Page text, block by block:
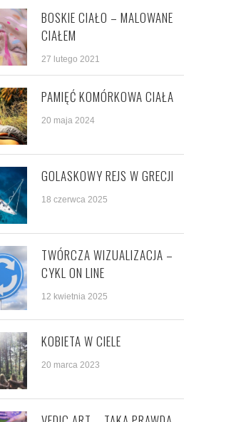
BOSKIE CIAŁO – MALOWANE
CIAŁEM
27 lutego 2021
PAMIĘĆ KOMÓRKOWA CIAŁA
20 maja 2024
GOLASKOWY REJS W GRECJI
18 czerwca 2025
TWÓRCZA WIZUALIZACJA –
CYKL ON LINE
12 kwietnia 2025
KOBIETA W CIELE
20 marca 2023